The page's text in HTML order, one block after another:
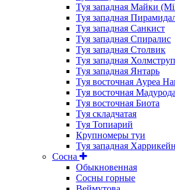
Туя западная Майки
Туя западная
Туя западная Санкист
Туя западная Спиралис
Туя западная Столвик
Туя западная Холмструп
Туя западная Янтарь
Туя восточная Ауреа
Туя восточная
Туя восточная Биота
Туя складчатая
Туя Топиарий
Крупномеры туи
Туя западная Харрикейн
Сосна
Обыкновенная
Сосны горные